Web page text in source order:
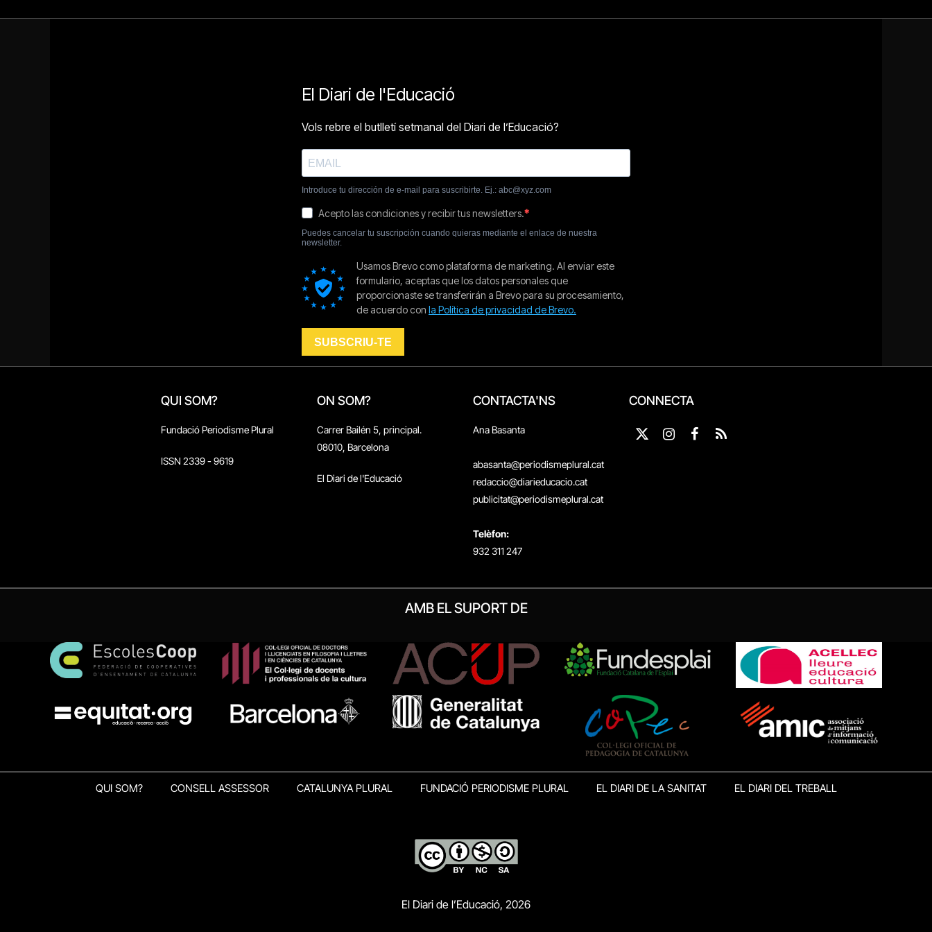
QUI SOM?
Fundació Periodisme Plural
ISSN 2339 - 9619
ON SOM?
Carrer Bailén 5, principal.
08010, Barcelona
El Diari de l'Educació
CONTACTA'NS
Ana Basanta
abasanta@periodismeplural.cat
redaccio@diarieducacio.cat
publicitat@periodismeplural.cat
Telèfon:
932 311 247
CONNECTA
X
Instagram
Facebook
RSS
AMB EL SUPORT DE
QUI SOM? CONSELL ASSESSOR CATALUNYA PLURAL FUNDACIÓ PERIODISME PLURAL EL DIARI DE LA SANITAT EL DIARI DEL TREBALL
El Diari de l’Educació, 2026